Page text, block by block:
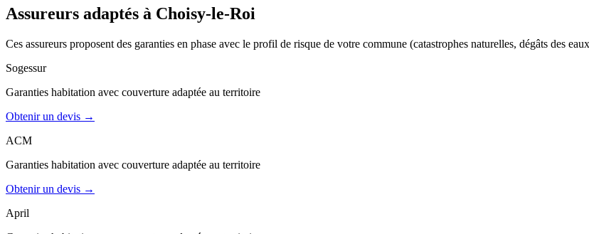
Assureurs adaptés à Choisy-le-Roi
Ces assureurs proposent des garanties en phase avec le profil de risque de votre commune (catastrophes naturelles, dégâts des
Sogessur
Garanties habitation avec couverture adaptée au territoire
Obtenir un devis →
ACM
Garanties habitation avec couverture adaptée au territoire
Obtenir un devis →
April